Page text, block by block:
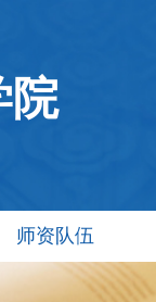
院
师资队伍